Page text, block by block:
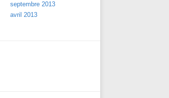
septembre 2013
avril 2013